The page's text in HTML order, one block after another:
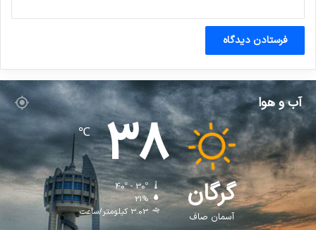
آب و هوا
گرگان
آسمان صاف
38
℃
40º - 30º
21%
3.03 کیلومتر/ساعت